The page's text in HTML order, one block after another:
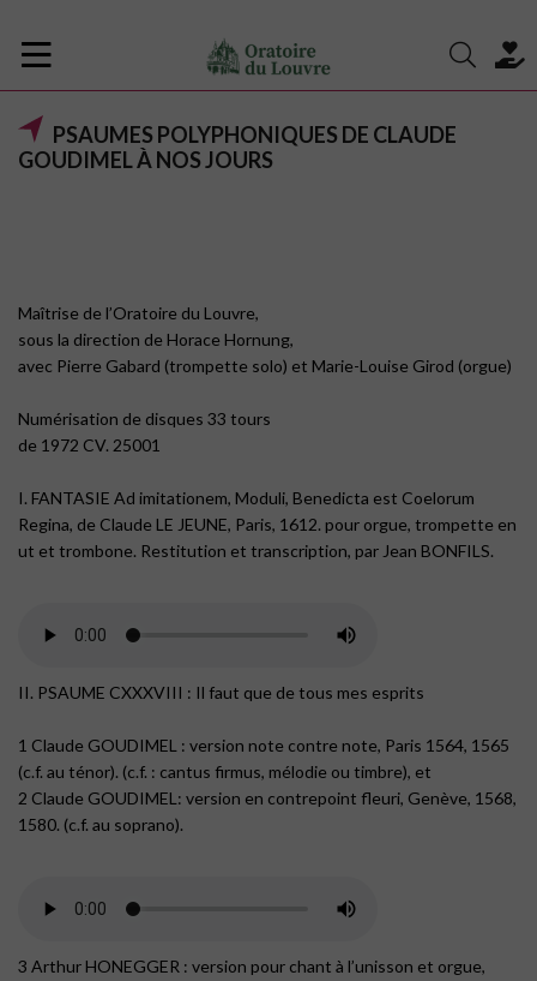
PSAUMES POLYPHONIQUES DE CLAUDE
GOUDIMEL À NOS JOURS
Maîtrise de l’Oratoire du Louvre,
sous la direction de Horace Hornung,
avec Pierre Gabard (trompette solo) et Marie-Louise Girod (orgue)
Numérisation de disques 33 tours
de 1972 CV. 25001
I. FANTASIE Ad imitationem, Moduli, Benedicta est Coelorum
Regina, de Claude LE JEUNE, Paris, 1612. pour orgue, trompette en
ut et trombone. Restitution et transcription, par Jean BONFILS.
II. PSAUME CXXXVIII : Il faut que de tous mes esprits
1 Claude GOUDIMEL : version note contre note, Paris 1564, 1565
(c.f. au ténor). (c.f. : cantus firmus, mélodie ou timbre), et
2 Claude GOUDIMEL: version en contrepoint fleuri, Genève, 1568,
1580. (c.f. au soprano).
3 Arthur HONEGGER : version pour chant à l’unisson et orgue,